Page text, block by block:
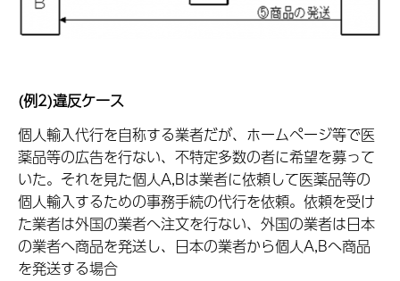
(例2)違反ケース
個人輸入代行を自称する業者だが、ホームページ等で医
薬品等の広告を行ない、不特定多数の者に希望を募って
いた。それを見た個人A,Bは業者に依頼して医薬品等の
個人輸入するための事務手続の代行を依頼。依頼を受け
た業者は外国の業者へ注文を行ない、外国の業者は日本
の業者へ商品を発送し、日本の業者から個人A,Bへ商品
を発送する場合